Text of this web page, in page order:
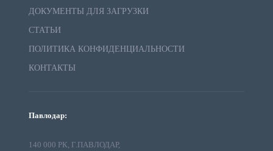
ДОКУМЕНТЫ ДЛЯ ЗАГРУЗКИ
СТАТЬИ
ПОЛИТИКА КОНФИДЕНЦИАЛЬНОСТИ
КОНТАКТЫ
Павлодар:
140 000 РК, Г.ПАВЛОДАР,